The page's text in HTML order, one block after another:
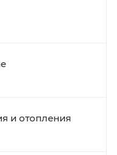
и отопления